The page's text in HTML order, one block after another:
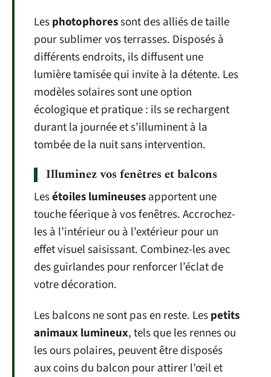
Lesphotophoressont des alliés de taille
pour sublimer vos terrasses. Disposés à
différents endroits, ils diffusent une
lumière tamisée qui invite à la détente. Les
modèles solaires sont une option
écologique et pratique : ils se rechargent
durant la journée et s’illuminent à la
tombée de la nuit sans intervention.
Illuminez vos fenêtres et balcons
Lesétoiles lumineusesapportent une
touche féerique à vos fenêtres. Accrochez-
les à l’intérieur ou à l’extérieur pour un
effet visuel saisissant. Combinez-les avec
des guirlandes pour renforcer l’éclat de
votre décoration.
Les balcons ne sont pas en reste. Lespetits
animaux lumineux, tels que les rennes ou
les ours polaires, peuvent être disposés
aux coins du balcon pour attirer l’œil et